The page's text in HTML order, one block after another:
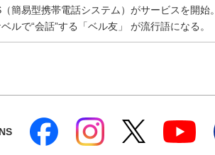
（簡易型携帯電話システム）がサービスを開始。
ベルで“会話”する「ベル友」 が流行語になる。